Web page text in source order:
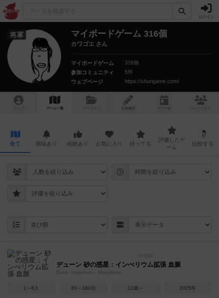
ログイン
将軍 マイボードゲーム 316個
カワゴエ さん
マイボードゲーム
316個
参加コミュニティ
5件
ウェブページ
https://shurigame.com/
トップ ゲーム一覧 マイリスト 投稿履歴 ボ ドゲ コミュニティ
全て 興味あり 経験あり お気に入り 持ってる
評価したゲ
ーム
比較する
デューン 砂の惑星：インぺリウム拡張 血脈
Dune: Imperium – Bloodlines
1～6人 80～180分 12歳～ 2025年